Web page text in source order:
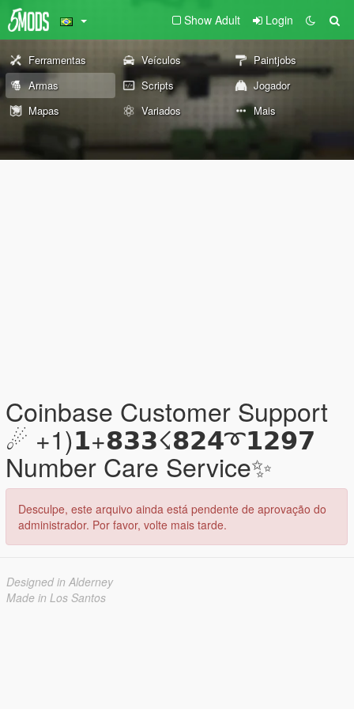
Show Adult Login
Ferramentas Veículos
Paintjobs
Armas
Scripts
Jogador
Mapas
Variados Mais
Coinbase Customer Support
☄ +1)𝟭+𝟴𝟯𝟯☇𝟴𝟮𝟰➰𝟭𝟮𝟵𝟳
Number Care Service✨
Desculpe, este arquivo ainda está pendente de aprovação do
administrador. Por favor, volte mais tarde.
Designed in Alderney
Made in Los Santos